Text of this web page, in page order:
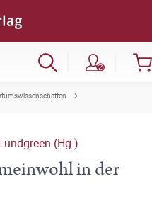
(Hg.)
in der